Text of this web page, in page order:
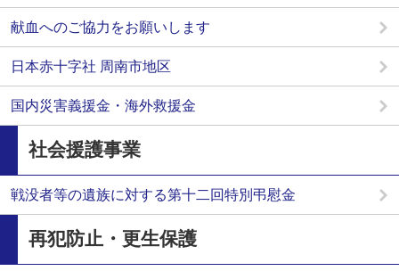
献血へのご協力をお願いします
日本赤十字社 周南市地区
国内災害義援金・海外救援金
社会援護事業
戦没者等の遺族に対する第十二回特別弔慰金
再犯防止・更生保護